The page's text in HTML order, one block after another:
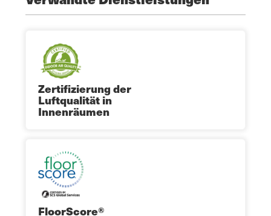
Zertifizierung der
Luftqualität in
Innenräumen
FloorScore®